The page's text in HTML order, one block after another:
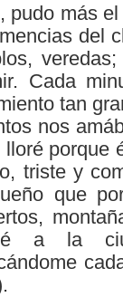
pudo más
del
Cada
tan
nos
lloré porque
triste y
que
a la